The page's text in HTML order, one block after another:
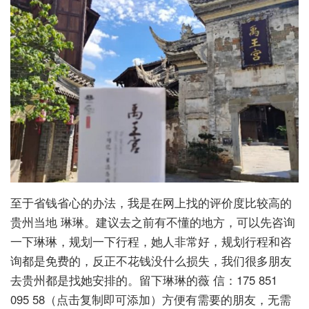
至于省钱省心的办法，我是在网上找的评价度比较高的
贵州当地 琳琳。建议去之前有不懂的地方，可以先咨询
一下琳琳，规划一下行程，她人非常好，规划行程和咨
询都是免费的，反正不花钱没什么损失，我们很多朋友
去贵州都是找她安排的。留下琳琳的薇 信：175 851
095 58（点击复制即可添加）方便有需要的朋友，无需